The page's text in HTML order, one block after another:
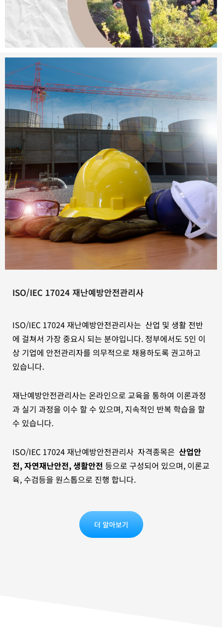
ISO/IEC 17024 재난예방안전관리사
ISO/IEC 17024 재난예방안전관리사는 산업 및 생활 전반
에 걸쳐서 가장 중요시 되는 분야입니다. 정부에서도 5인 이
상 기업에 안전관리자를 의무적으로 채용하도록 권고하고
있습니다.
재난예방안전관리사는 온라인으로 교육을 통하여 이론과정
과 실기 과정을 이수 할 수 있으며, 지속적인 반복 학습을 할
수 있습니다.
ISO/IEC 17024 재난예방안전관리사 자격종목은 산업안
전, 자연재난안전, 생활안전 등으로 구성되어 있으며, 이론교
육, 수검등을 원스톱으로 진행 합니다.
더 알아보기